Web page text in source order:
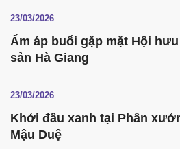
23/03/2026
Ấm áp buổi gặp mặt Hội
sản Hà Giang
23/03/2026
Khởi đầu xanh tại Phân
Mậu Duệ